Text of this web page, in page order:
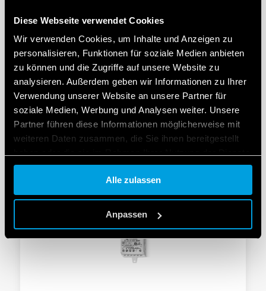
Diese Webseite verwendet Cookies
Wir verwenden Cookies, um Inhalte und Anzeigen zu
personalisieren, Funktionen für soziale Medien anbieten
zu können und die Zugriffe auf unsere Website zu
analysieren. Außerdem geben wir Informationen zu Ihrer
Verwendung unserer Website an unsere Partner für
soziale Medien, Werbung und Analysen weiter. Unsere
Partner führen diese Informationen möglicherweise mit
weiteren Daten zusammen, die Sie ihnen bereitgestellt
gesammelt haben.
Cookie policy.
Alle zulassen
Anpassen
TYP 27.22 - STROMSTOSSSCHALTER 10A
Käfigklemmen
AC Spule